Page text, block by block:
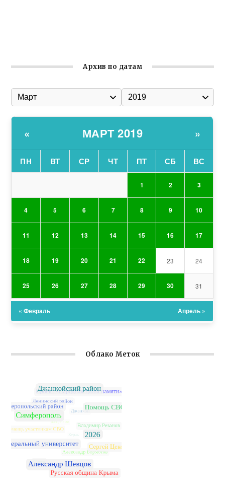
Архив по датам
« МАРТ 2019 »
ПН ВТ СР ЧТ ПТ СБ ВС
1 2 3
4 5 6 7 8 9 10
11 12 13 14 15 16 17
18 19 20 21 22 23 24
25 26 27 28 29 30 31
« Февраль Апрель »
Облако Меток